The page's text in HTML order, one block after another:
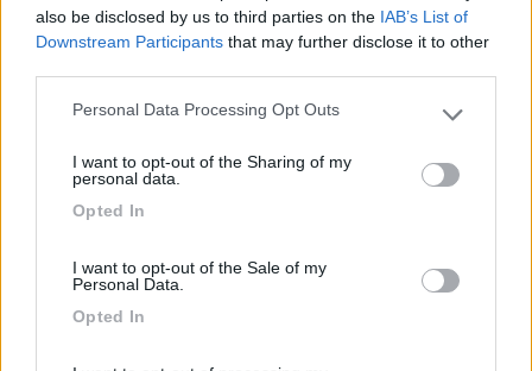
also be disclosed by us to third parties on the IAB’s List of
Downstream Participants that may further disclose it to other
Please note that this website/app uses one or more Google
not limited to your visit or usage behaviour. You may click to
grant or deny consent to Google and its third-party tags to
use your data for below specified purposes in below Google
Personal Data Processing Opt Outs
I want to opt-out of the Sharing of my
personal data.
Opted In
I want to opt-out of the Sale of my
Personal Data.
Opted In
dRIKYZ